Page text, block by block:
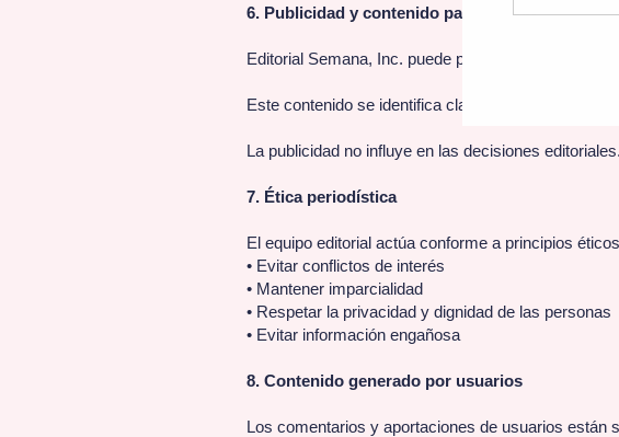
6. Publicidad y contenido patrocinado
Editorial Semana, Inc. puede publicar contenido
Este contenido se identifica claramente y se
La publicidad no influye en las decisiones editoriales.
7. Ética periodística
El equipo editorial actúa conforme a principios
• Evitar conflictos de interés
• Mantener imparcialidad
• Respetar la privacidad y dignidad de las personas
• Evitar información engañosa
8. Contenido generado por usuarios
Los comentarios y aportaciones de usuarios están